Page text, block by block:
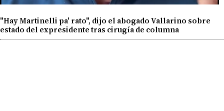
"Hay Martinelli pa' rato", dijo el abogado Vallarino sobre
estado del expresidente tras cirugía de columna